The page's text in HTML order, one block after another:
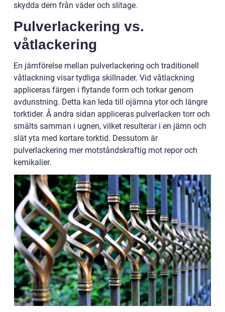
skydda dem från väder och slitage.
Pulverlackering vs.
våtlackering
En jämförelse mellan pulverlackering och traditionell
våtlackning visar tydliga skillnader. Vid våtlackning
appliceras färgen i flytande form och torkar genom
avdunstning. Detta kan leda till ojämna ytor och längre
torktider. Å andra sidan appliceras pulverlacken torr och
smälts samman i ugnen, vilket resulterar i en jämn och
slät yta med kortare torktid. Dessutom är
pulverlackering mer motståndskraftig mot repor och
kemikalier.